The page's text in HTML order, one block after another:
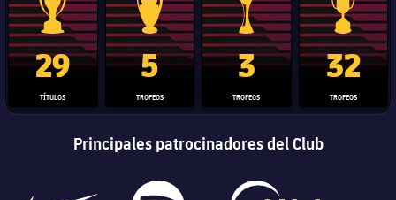
Trofeo de La Liga
29
TÍTULOS
Trofeo de la Liga de Campeones
5
TROFEOS
Trofeo del Mundial de
3
TROFEOS
Copa del
32
TROFEOS
Principales patrocinadores del Club